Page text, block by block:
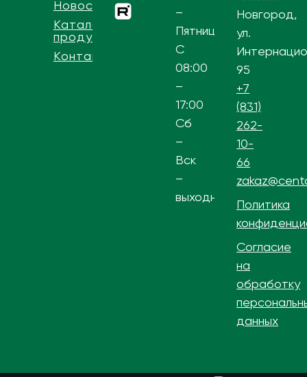
Новости
Каталог
продукции
Контакты
–
Пятница
С
08:00
–
17:00
Сб
–
Вск
–
выходной
Новгород,
ул.
95
+7
(831)
262-
10-
66
Политика
Согласие
на
обработку
данных